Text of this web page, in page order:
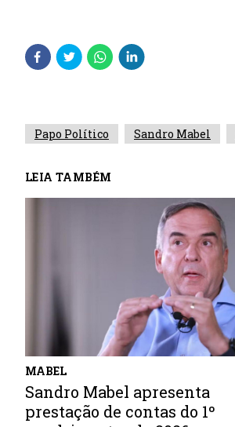
Papo Político Sandro Mabel
LEIA TAMBÉM
MABEL
Sandro Mabel apresenta
prestação de contas do 1º